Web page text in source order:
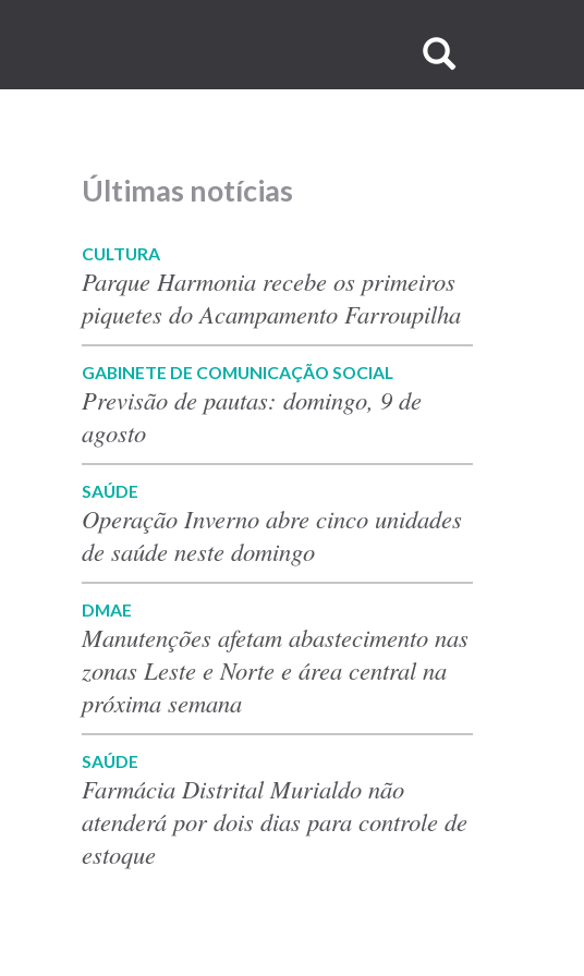
no
Últimas notícias
CULTURA
Parque Harmonia recebe os primeiros
piquetes do Acampamento Farroupilha
GABINETE DE COMUNICAÇÃO SOCIAL
Previsão de pautas: domingo, 9 de
agosto
SAÚDE
Operação Inverno abre cinco unidades
de saúde neste domingo
DMAE
Manutenções afetam abastecimento nas
zonas Leste e Norte e área central na
próxima semana
SAÚDE
Farmácia Distrital Murialdo não
atenderá por dois dias para controle de
estoque